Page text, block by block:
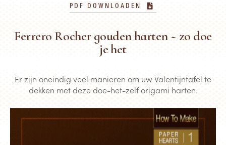
PDF DOWNLOADEN
Ferrero Rocher gouden harten ~ zo doe
je het
Er zijn oneindig veel manieren om uw Valentijntafel te
dekken met deze doe-het-zelf origami harten.